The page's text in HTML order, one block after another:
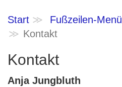
Start Fußzeilen-Menü
Kontakt
Kontakt
Anja Jungbluth